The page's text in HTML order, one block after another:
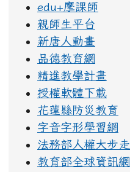
edu+摩課師
親師生平台
新唐人動畫
品德教育網
精進教學計畫
授權軟體下載
花蓮縣防災教育
字音字形學習網
法務部人權大步走
教育部全球資訊網